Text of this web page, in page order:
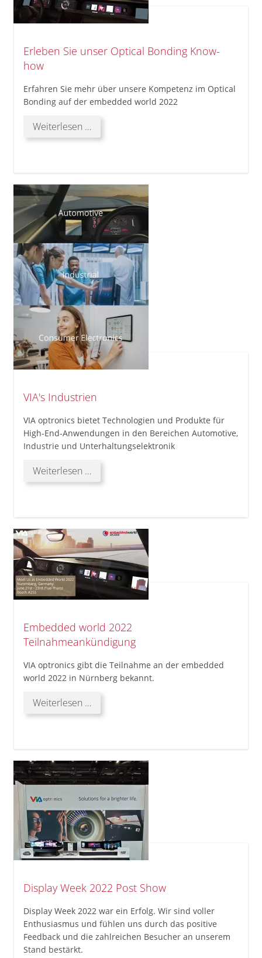
Erleben Sie unser Optical Bonding Know-
how
Erfahren Sie mehr über unsere Kompetenz im Optical
Bonding auf der embedded world 2022
Weiterlesen …Erleben
Sie
Bonding
Know-
VIA's Industrien
VIA optronics bietet Technologien und Produkte für
High-End-Anwendungen in den Bereichen Automotive,
Industrie und Unterhaltungselektronik
Weiterlesen …VIA's
Industrien
Embedded world 2022
Teilnahmeankündigung
VIA optronics gibt die Teilnahme an der embedded
world 2022 in Nürnberg bekannt.
Weiterlesen …Embedded
world
Display Week 2022 Post Show
Display Week 2022 war ein Erfolg. Wir sind voller
Enthusiasmus und fühlen uns durch das positive
Feedback und die zahlreichen Besucher an unserem
Stand bestärkt.